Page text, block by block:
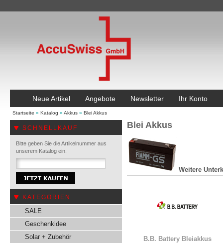
Neue Artikel Angebote Newsletter Ihr Konto
Startseite » Katalog » Akkus » Blei Akkus
SCHNELLKAUF
Bitte geben Sie die Artikelnummer aus
unserem Katalog ein.
KATEGORIEN
SALE
Geschenkidee
Solar + Zubehör
Blei Akkus
Weitere
B.B. Battery Bleiakkus